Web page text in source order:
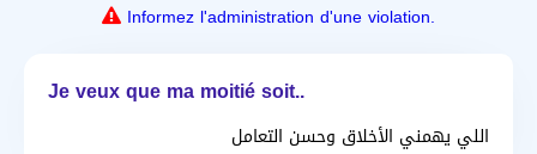
Informez l'administration d'une violation.
Je veux que ma moitié soit..
اللي يهمني الأخلاق وحسن التعامل